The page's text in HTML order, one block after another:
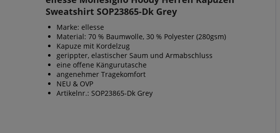
Sweatshirt SOP23865-Dk Grey
Marke: ellesse
Material: 70 % Baumwolle, 30 % Polyester (280gsm)
Kapuze mit Kordelzug
gerippter, elastischer Saum und Armabschluss
eine offene Kängurutasche
angenehmer Tragekomfort
NEU & OVP
Artikelnr.: SOP23865-Dk Grey